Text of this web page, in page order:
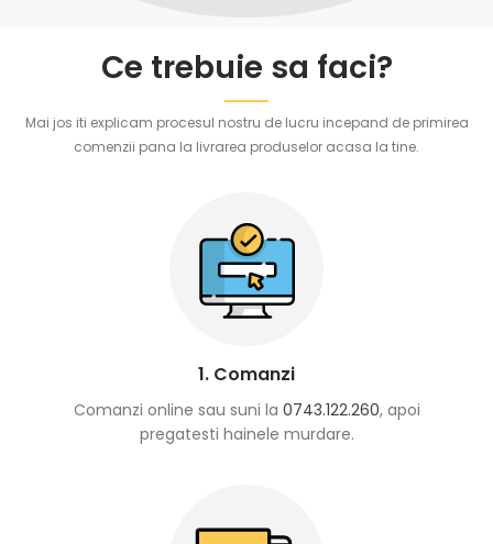
Ce trebuie sa faci?
Mai jos iti explicam procesul nostru de lucru incepand de primirea
comenzii pana la livrarea produselor acasa la tine.
1. Comanzi
Comanzi online sau suni la 0743.122.260, apoi
pregatesti hainele murdare.